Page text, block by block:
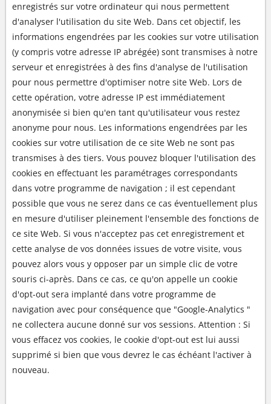
enregistrés sur votre ordinateur qui nous permettent
d'analyser l'utilisation du site Web. Dans cet objectif, les
informations engendrées par les cookies sur votre utilisation
(y compris votre adresse IP abrégée) sont transmises à notre
serveur et enregistrées à des fins d'analyse de l'utilisation
pour nous permettre d'optimiser notre site Web. Lors de
cette opération, votre adresse IP est immédiatement
anonymisée si bien qu'en tant qu'utilisateur vous restez
anonyme pour nous. Les informations engendrées par les
cookies sur votre utilisation de ce site Web ne sont pas
transmises à des tiers. Vous pouvez bloquer l'utilisation des
cookies en effectuant les paramétrages correspondants
dans votre programme de navigation ; il est cependant
possible que vous ne serez dans ce cas éventuellement plus
en mesure d'utiliser pleinement l'ensemble des fonctions de
ce site Web. Si vous n'acceptez pas cet enregistrement et
cette analyse de vos données issues de votre visite, vous
pouvez alors vous y opposer par un simple clic de votre
souris ci-après. Dans ce cas, ce qu'on appelle un cookie
d'opt-out sera implanté dans votre programme de
navigation avec pour conséquence que "Google-Analytics "
ne collectera aucune donné sur vos sessions. Attention : Si
vous effacez vos cookies, le cookie d'opt-out est lui aussi
supprimé si bien que vous devrez le cas échéant l'activer à
nouveau.